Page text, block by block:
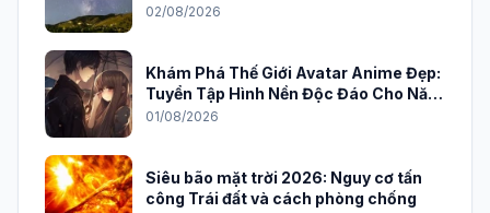
02/08/2026
Khám Phá Thế Giới Avatar Anime Đẹp:
Tuyển Tập Hình Nền Độc Đáo Cho Năm
2026
01/08/2026
Siêu bão mặt trời 2026: Nguy cơ tấn
công Trái đất và cách phòng chống